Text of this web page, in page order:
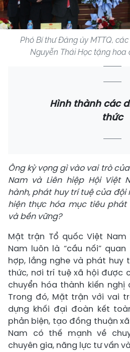
Phó Bí thư Đảng ủy MTTQ,
Nguyễn Thái Học tặng hoa
Hình thành các
thức
Ông kỳ vọng gì vào vai trò
Nam và Liên hiệp Hội Việt
hành, phát huy trí tuệ của
hiện thực hóa mục tiêu
và bền vững?
Mặt trận Tổ quốc Việt Nam
Nam luôn là “cầu nối”
hợp, lắng nghe và phát
thức, nơi trí tuệ xã hội được
chuyển hóa thành kiến
Trong đó, Mặt trận với vai
dựng khối đại đoàn kết
phản biện, tạo đồng thuận xã
Nam có thế mạnh về
chuyên gia, năng lực tư vấn